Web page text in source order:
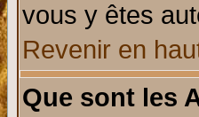
vous y êtes
Revenir en
Que sont les